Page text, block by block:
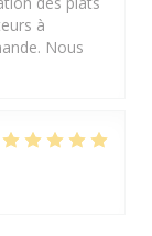
à
Nous